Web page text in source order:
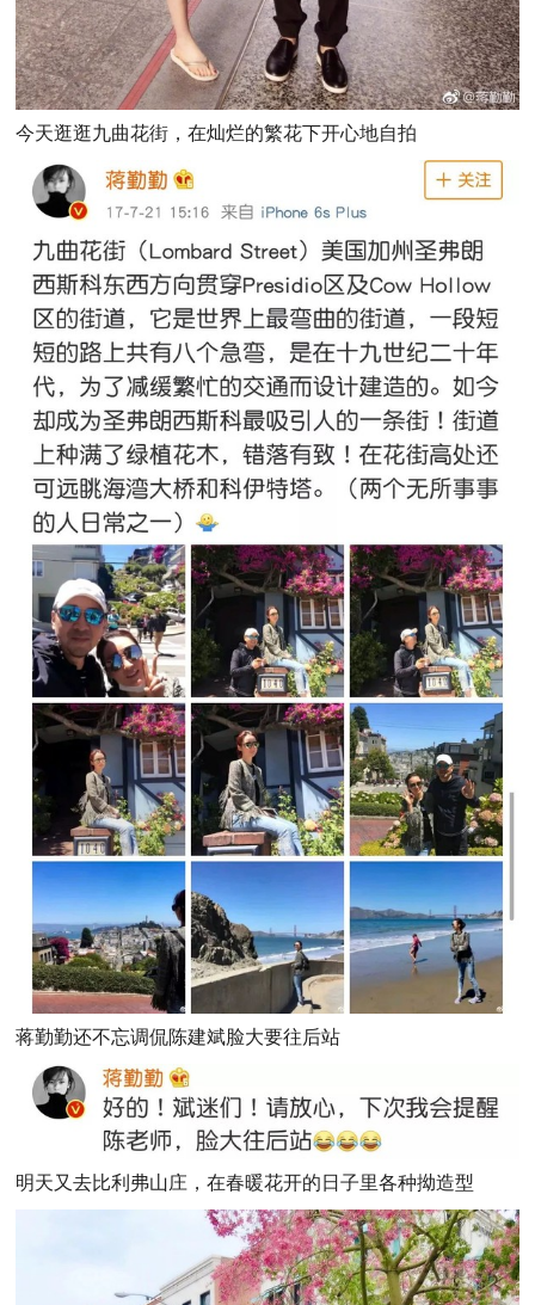
今天逛逛九曲花街，在灿烂的繁花下开心地自拍
蒋勤勤还不忘调侃陈建斌脸大要往后站
明天又去比利弗山庄，在春暖花开的日子里各种拗造型